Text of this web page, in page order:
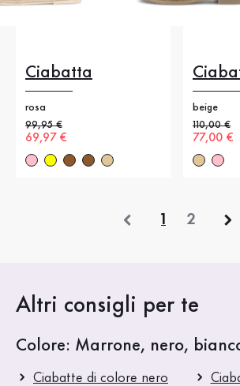
Ciabatta
rosa
Prezzo precedente
99,95 €
Nuovo prezzo
69,97 €
beige
Prezzo
110,00 €
Nuovo
77,00 €
1 2
Altri consigli per te
Colore: Marrone, nero,
Ciabatte di colore nero